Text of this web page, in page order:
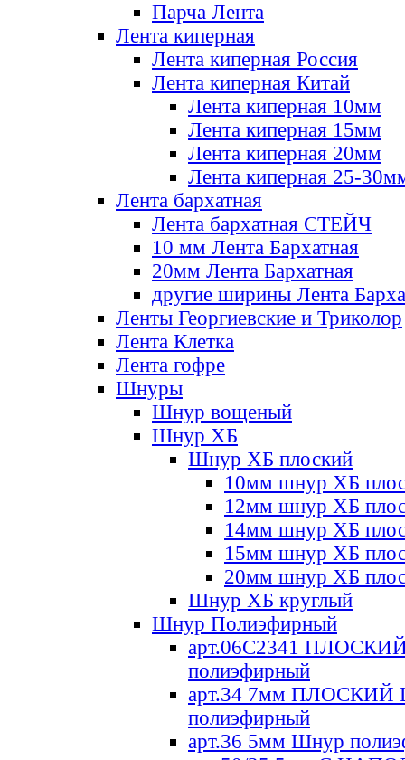
Парча Лента
Лента киперная
Лента киперная Россия
Лента киперная Китай
Лента киперная 10мм
Лента киперная 15мм
Лента киперная 20мм
Лента киперная 25-
Лента бархатная
Лента бархатная СТЕЙЧ
10 мм Лента Бархатная
20мм Лента Бархатная
другие ширины Лента
Ленты Георгиевские и Триколор
Лента Клетка
Лента гофре
Шнуры
Шнур вощеный
Шнур ХБ
Шнур ХБ плоский
10мм шнур ХБ
12мм шнур ХБ
14мм шнур ХБ
15мм шнур ХБ
20мм шнур ХБ
Шнур ХБ круглый
Шнур Полиэфирный
арт.06С2341
полиэфирный
арт.34 7мм ПЛОСКИЙ
полиэфирный
арт.36 5мм Шнур